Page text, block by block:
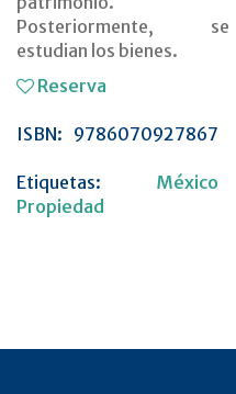
Posteriormente, se
estudian los bienes.
Reserva
ISBN: 9786070927867
Etiquetas:
México
Propiedad